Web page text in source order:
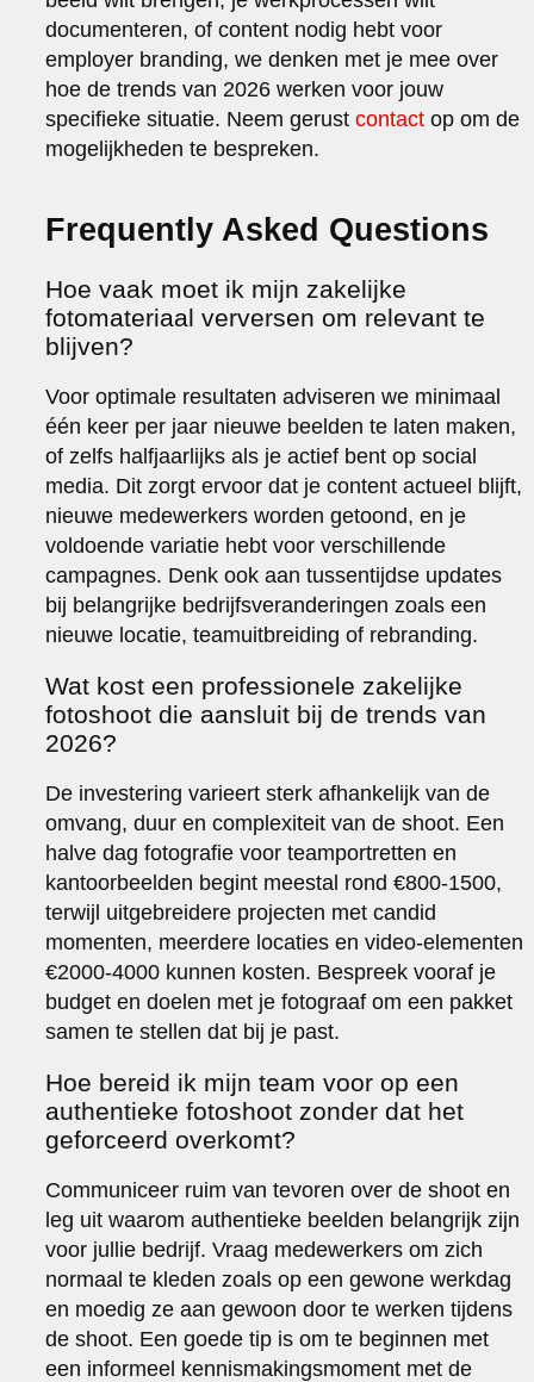
documenteren, of content nodig hebt voor
employer branding, we denken met je mee over
hoe de trends van 2026 werken voor jouw
specifieke situatie. Neem gerustcontact op om de
mogelijkheden te bespreken.
Frequently Asked Questions
Hoe vaak moet ik mijn zakelijke
fotomateriaal verversen om relevant te
blijven?
Voor optimale resultaten adviseren we minimaal
één keer per jaar nieuwe beelden te laten maken,
of zelfs halfjaarlijks als je actief bent op social
media. Dit zorgt ervoor dat je content actueel blijft,
nieuwe medewerkers worden getoond, en je
voldoende variatie hebt voor verschillende
campagnes. Denk ook aan tussentijdse updates
bij belangrijke bedrijfsveranderingen zoals een
nieuwe locatie, teamuitbreiding of rebranding.
Wat kost een professionele zakelijke
fotoshoot die aansluit bij de trends van
2026?
De investering varieert sterk afhankelijk van de
omvang, duur en complexiteit van de shoot. Een
halve dag fotografie voor teamportretten en
kantoorbeelden begint meestal rond €800-1500,
terwijl uitgebreidere projecten met candid
momenten, meerdere locaties en video-elementen
€2000-4000 kunnen kosten. Bespreek vooraf je
budget en doelen met je fotograaf om een pakket
samen te stellen dat bij je past.
Hoe bereid ik mijn team voor op een
authentieke fotoshoot zonder dat het
geforceerd overkomt?
Communiceer ruim van tevoren over de shoot en
leg uit waarom authentieke beelden belangrijk zijn
voor jullie bedrijf. Vraag medewerkers om zich
normaal te kleden zoals op een gewone werkdag
en moedig ze aan gewoon door te werken tijdens
de shoot. Een goede tip is om te beginnen met
een informeel kennismakingsmoment met de